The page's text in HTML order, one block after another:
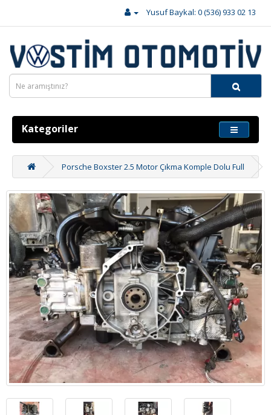
Yusuf Baykal: 0 (536) 933 02 13
Kategoriler
Porsche Boxster 2.5 Motor Çıkma Komple Dolu Full